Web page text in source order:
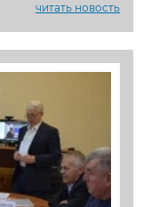
читать новость